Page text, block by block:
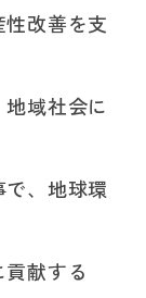
改善を支
域社会に
、地球環
献する